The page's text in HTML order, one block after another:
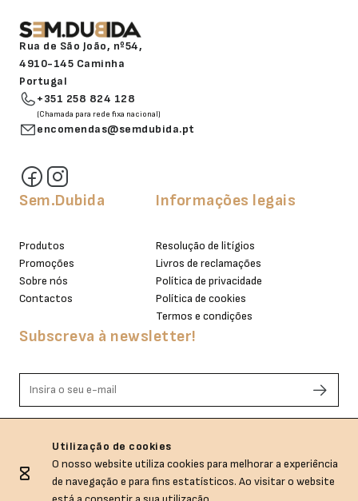
Rua de São João, nº54,
4910-145 Caminha
Portugal
+351 258 824 128
(Chamada para rede fixa nacional)
encomendas@semdubida.pt
Sem.Dubida
Produtos
Promoções
Sobre nós
Contactos
Informações legais
Resolução de litígios
Livros de reclamações
Política de privacidade
Política de cookies
Termos e condições
Subscreva à newsletter!
Utilização de cookies
O nosso website utiliza cookies para melhorar a experiência
de navegação e para fins estatísticos. Ao visitar o website